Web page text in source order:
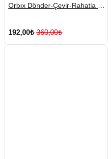
Orbıx Dönder-Çevir-Rahatla 1
192,00₺ 360,00₺